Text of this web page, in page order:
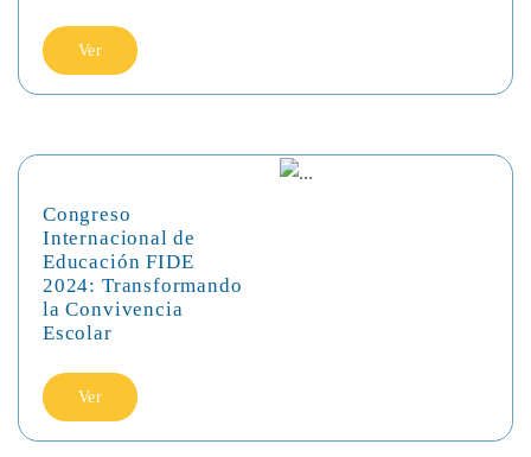
Ver
Congreso
Internacional de
Educación FIDE
2024: Transformando
la Convivencia
Escolar
Ver